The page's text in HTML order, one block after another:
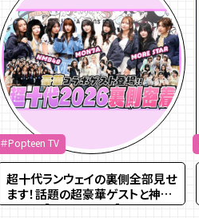
＃Popteen TV
超十代ランウェイの裏側全部見せ
ます！話題の超豪華ゲストと神コ
ラボ！？【PopteenTV】